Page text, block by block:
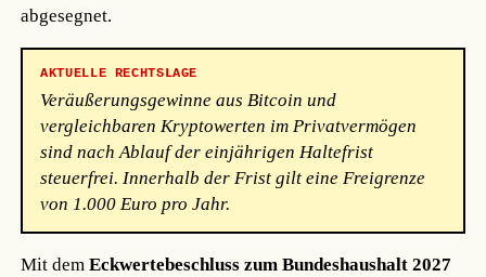
abgesegnet.
AKTUELLE RECHTSLAGE
Veräußerungsgewinne aus Bitcoin und
vergleichbaren Kryptowerten im Privatvermögen
sind nach Ablauf der einjährigen Haltefrist
steuerfrei. Innerhalb der Frist gilt eine Freigrenze
von 1.000 Euro pro Jahr.
Mit demEckwertebeschluss zum Bundeshaushalt 2027